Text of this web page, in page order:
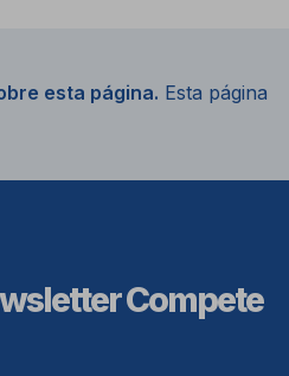
esta página. Esta página
Compete